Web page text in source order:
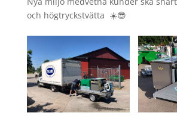
och högtryckstvätta ☀️😎